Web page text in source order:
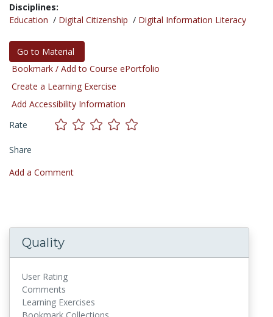
Disciplines:
Education / Digital Citizenship / Digital Information Literacy
Go to Material
Bookmark / Add to Course ePortfolio
Create a Learning Exercise
Add Accessibility Information
Rate
Share
Add a Comment
Quality
User Rating
Comments
Learning Exercises